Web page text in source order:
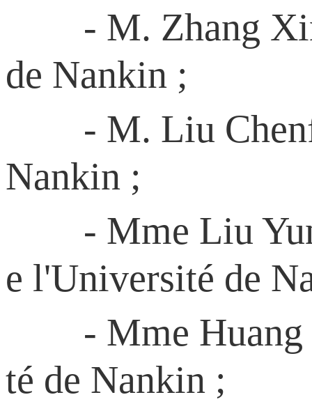
- M. Zhang
de Nankin ;
- M. Liu Chenfu,
Nankin ;
- Mme Liu
e l'Université de
- Mme Huang
té de Nankin ;